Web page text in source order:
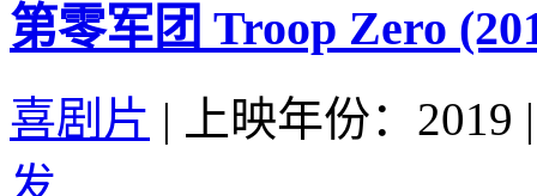
第零军团 Troop Zero
喜剧片 | 上映年份：2019 |